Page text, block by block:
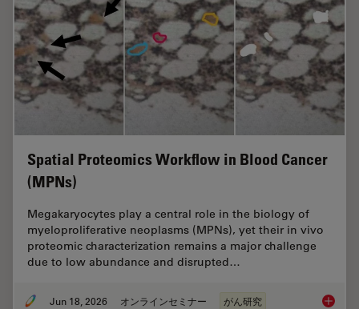
Spatial Proteomics Workflow in Blood Cancer
(MPNs)
Megakaryocytes play a central role in the biology of
myeloproliferative neoplasms (MPNs), yet their in vivo
proteomic characterization remains a major challenge
due to low abundance and disrupted…
Jun 18, 2026 オンラインセミナー がん研究 Spatial